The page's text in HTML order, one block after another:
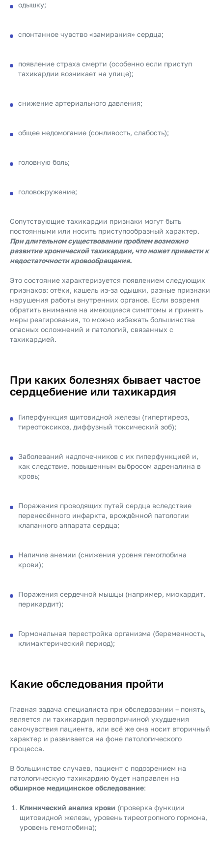
одышку;
спонтанное чувство «замирания» сердца;
появление страха смерти (особенно если приступ
тахикардии возникает на улице);
снижение артериального давления;
общее недомогание (сонливость, слабость);
головную боль;
головокружение;
Сопутствующие тахикардии признаки могут быть
постоянными или носить приступообразный характер.
При длительном существовании проблем возможно
развитие хронической тахикардии, что может привести к
недостаточности кровообращения.
Это состояние характеризуется появлением следующих
признаков: отёки, кашель из-за одышки, разные признаки
нарушения работы внутренних органов. Если вовремя
обратить внимание на имеющиеся симптомы и принять
меры реагирования, то можно избежать большинства
опасных осложнений и патологий, связанных с
тахикардией.
При каких болезнях бывает частое
сердцебиение или тахикардия
Гиперфункция щитовидной железы (гипертиреоз,
тиреотоксикоз, диффузный токсический зоб);
Заболеваний надпочечников с их гиперфункцией и,
как следствие, повышенным выбросом адреналина в
кровь;
Поражения проводящих путей сердца вследствие
перенесённого инфаркта, врождённой патологии
клапанного аппарата сердца;
Наличие анемии (снижения уровня гемоглобина
крови);
Поражения сердечной мышцы (например, миокардит,
перикардит);
Гормональная перестройка организма (беременность,
климактерический период);
Какие обследования пройти
Главная задача специалиста при обследовании – понять,
является ли тахикардия первопричиной ухудшения
самочувствия пациента, или всё же она носит вторичный
характер и развивается на фоне патологического
процесса.
В большинстве случаев, пациент с подозрением на
патологическую тахикардию будет направлен на
обширное медицинское обследование:
Клинический анализ крови (проверка функции
щитовидной железы, уровень тиреотропного гормона,
уровень гемоглобина);